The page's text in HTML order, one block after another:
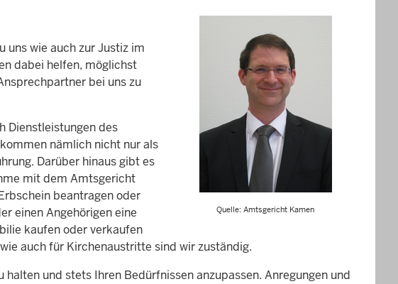
Quelle: Amtsgericht Kamen
uns wie auch zur Justiz im
dabei helfen, möglichst
bei uns zu
Dienstleistungen des
nämlich nicht nur als
Darüber hinaus gibt es
mit dem Amtsgericht
beantragen oder
einen Angehörigen eine
kaufen oder verkaufen
auch für Kirchenaustritte sind wir zuständig.
und stets Ihren Bedürfnissen anzupassen. Anregungen und